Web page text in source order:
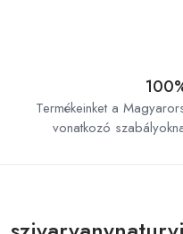
Termékeinket a
vonatkozó